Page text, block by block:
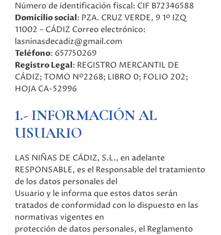
Número de identificación fiscal: CIF B72346588
Domicilio social: PZA. CRUZ VERDE, 9 1º IZQ
11002 – CÁDIZ Correo electrónico:
lasninasdecadiz@gmail.com
Teléfono: 657750269
Registro Legal: REGISTRO MERCANTIL DE
CÁDIZ; TOMO Nº2268; LIBRO 0; FOLIO 202;
HOJA CA-52996
1.- INFORMACIÓN AL
USUARIO
LAS NIÑAS DE CÁDIZ, S.L., en adelante
RESPONSABLE, es el Responsable del tratamiento
de los datos personales del
Usuario y le informa que estos datos serán
tratados de conformidad con lo dispuesto en las
normativas vigentes en
protección de datos personales, el Reglamento